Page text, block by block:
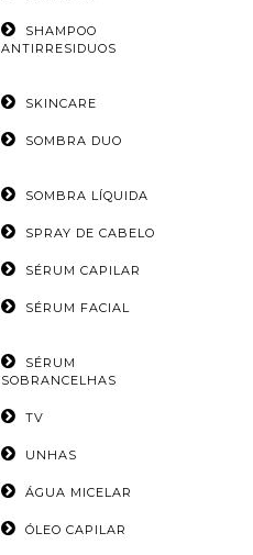
SHAMPOO
ANTIRRESIDUOS
SKINCARE
SOMBRA DUO
SOMBRA LÍQUIDA
SPRAY DE CABELO
SÉRUM CAPILAR
SÉRUM FACIAL
SÉRUM
SOBRANCELHAS
TV
UNHAS
ÁGUA MICELAR
ÓLEO CAPILAR